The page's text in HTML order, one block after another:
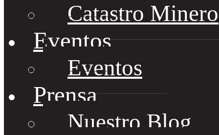
Catastro Minero
Eventos
Eventos
Prensa
Nuestro Blog